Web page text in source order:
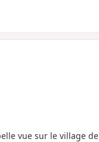
vue sur le village de